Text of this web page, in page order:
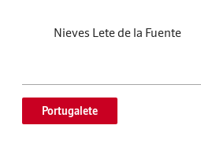
Nieves Lete de la Fuente
Portugalete